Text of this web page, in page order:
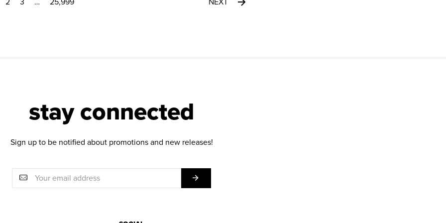
stay connected
Sign up to be notified about promotions and new releases!